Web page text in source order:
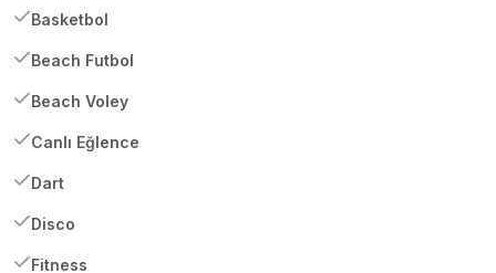
Basketbol
Beach Futbol
Beach Voley
Canlı Eğlence
Dart
Disco
Fitness